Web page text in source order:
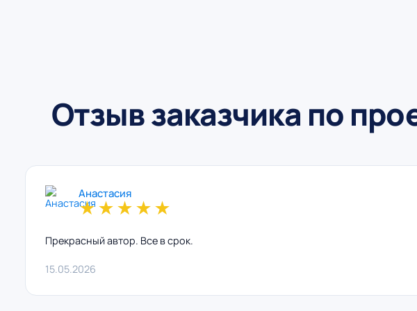
Отзыв заказчика по
Анастасия
★★★★★
Прекрасный автор. Все в срок.
15.05.2026